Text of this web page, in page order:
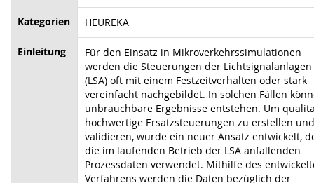
Kategorien HEUREKA
Einleitung
Für den Einsatz in Mikroverkehrssimulationen
werden die Steuerungen der Lichtsignalanlagen
(LSA) oft mit einem Festzeitverhalten oder stark
vereinfacht nachgebildet. In solchen Fällen
unbrauchbare Ergebnisse entstehen. Um
hochwertige Ersatzsteuerungen zu erstellen
validieren, wurde ein neuer Ansatz entwickelt,
die im laufenden Betrieb der LSA anfallenden
Prozessdaten verwendet. Mithilfe des
Verfahrens werden die Daten bezüglich der